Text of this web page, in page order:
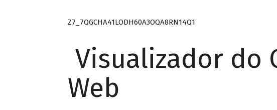
Z7_7QGCHA41LODH60A3OQA8RN14Q1
Visualizador do
Web